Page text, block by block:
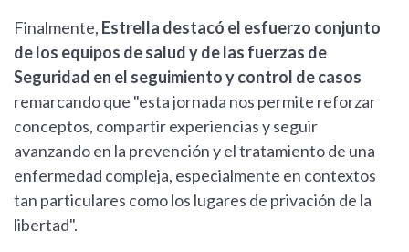
Finalmente, Estrella destacó el esfuerzo conjunto
de los equipos de salud y de las fuerzas de
Seguridad en el seguimiento y control de casos
remarcando que "esta jornada nos permite reforzar
conceptos, compartir experiencias y seguir
avanzando en la prevención y el tratamiento de una
enfermedad compleja, especialmente en contextos
tan particulares como los lugares de privación de la
libertad".